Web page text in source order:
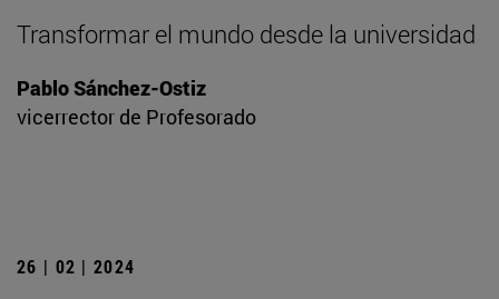
Transformar el mundo desde la universidad
Pablo Sánchez-Ostiz
vicerrector de Profesorado
26 | 02 | 2024